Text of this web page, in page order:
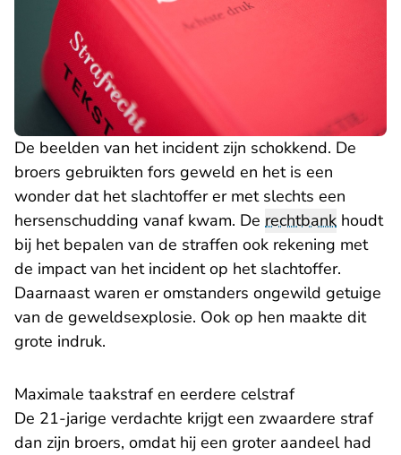
De beelden van het incident zijn schokkend. De
broers gebruikten fors geweld en het is een
wonder dat het slachtoffer er met slechts een
hersenschudding vanaf kwam. De rechtbank houdt
bij het bepalen van de straffen ook rekening met
de impact van het incident op het slachtoffer.
Daarnaast waren er omstanders ongewild getuige
van de geweldsexplosie. Ook op hen maakte dit
grote indruk.
Maximale taakstraf en eerdere celstraf
De 21-jarige verdachte krijgt een zwaardere straf
dan zijn broers, omdat hij een groter aandeel had